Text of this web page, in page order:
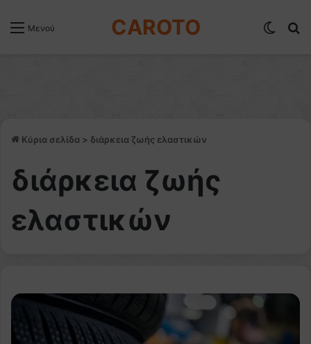
Μενού CAROTO
Κύρια σελίδα > διάρκεια ζωής ελαστικών
διάρκεια ζωής
ελαστικών